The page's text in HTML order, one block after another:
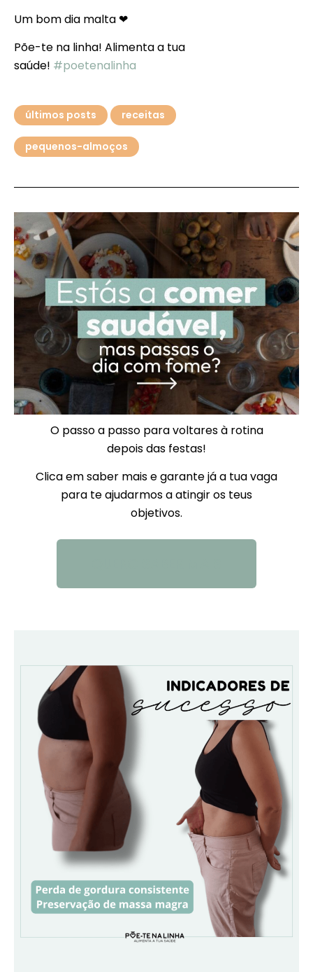
Um bom dia malta ❤
Põe-te na linha! Alimenta a tua
saúde! #poetenalinha
últimos posts receitas
pequenos-almoços
O passo a passo para voltares à rotina
depois das festas!
Clica em saber mais e garante já a tua vaga
para te ajudarmos a atingir os teus
objetivos.